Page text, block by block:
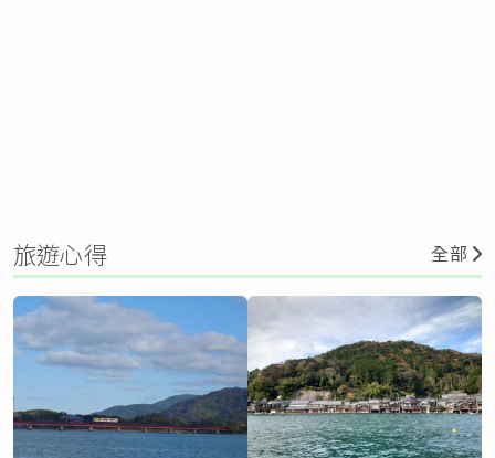
旅遊心得 全部